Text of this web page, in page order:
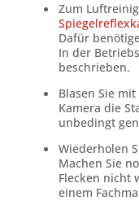
Zum
Dafür
In der
beschrieben.
Blasen Sie
Kamera die
unbedingt
Wiederholen
Machen Sie
Flecken nicht
einem